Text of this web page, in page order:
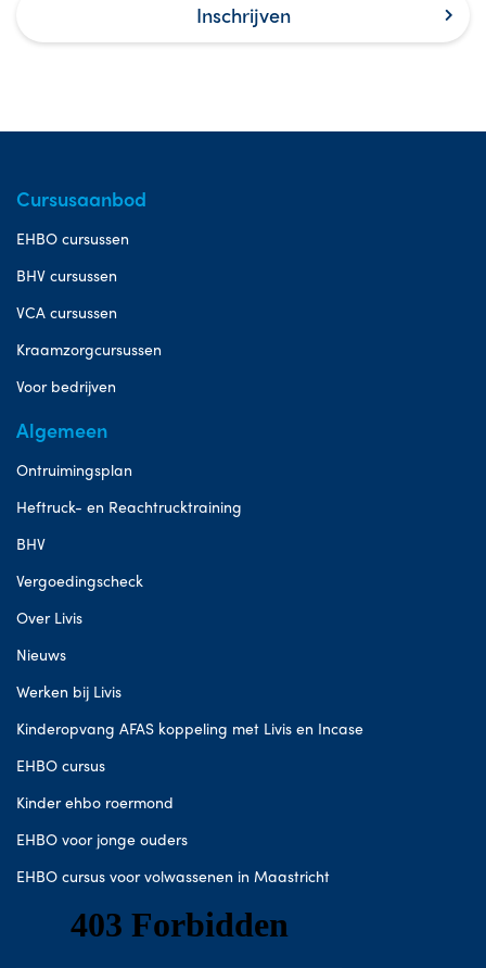
hechtingsrelatie positief kunt ondersteunen.
Inschrijven
Cursusaanbod
EHBO cursussen
BHV cursussen
VCA cursussen
Kraamzorgcursussen
Voor bedrijven
Algemeen
Ontruimingsplan
Heftruck- en Reachtrucktraining
BHV
Vergoedingscheck
Over Livis
Nieuws
Werken bij Livis
Kinderopvang AFAS koppeling met Livis en Incase
EHBO cursus
Kinder ehbo roermond
EHBO voor jonge ouders
EHBO cursus voor volwassenen in Maastricht